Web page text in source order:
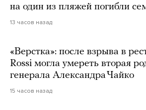
на один из пляжей погибли
13 часов назад
«Верстка»: после взрыва в
Rossi могла умереть вторая
генерала Александра Чайко
15 часов назад